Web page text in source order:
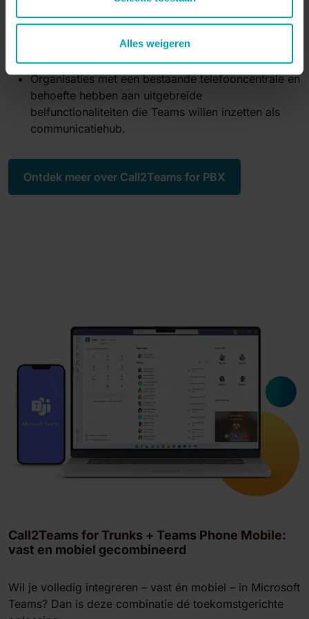
Alles weigeren
Behoud je bestaande toestellen én belpatronen.
Organisaties met een bestaande telefooncentrale en
behoefte hebben aan uitgebreide
belfunctionaliteiten die Teams willen inzetten als
communicatiehub.
Ontdek meer over Call2Teams for PBX
Call2Teams for Trunks + Teams Phone Mobile:
vast en mobiel gecombineerd
Wil je volledig integreren – vast én mobiel – in Microsoft
Teams? Dan is deze combinatie dé toekomstgerichte